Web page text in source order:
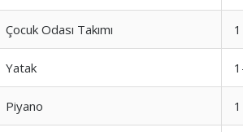
Çocuk Odası Takımı
Yatak
Piyano